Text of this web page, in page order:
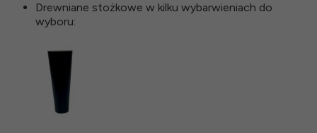
Drewniane stożkowe w kilku wybarwieniach do
wyboru: